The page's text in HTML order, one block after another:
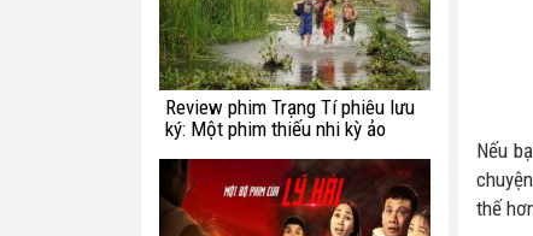
Review phim Trạng Tí phiêu lưu
ký: Một phim thiếu nhi kỳ ảo
Nếu
thế